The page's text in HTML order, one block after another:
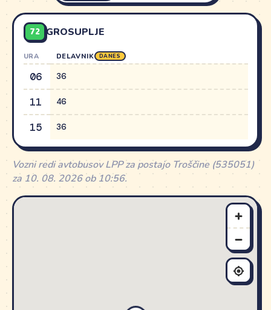
72 GROSUPLJE
URA DELAVNIK DANES
06 36
11 46
15 36
Vozni redi avtobusov LPP za postajo Troščine (535051)
za 10. 08. 2026 ob 10:56.